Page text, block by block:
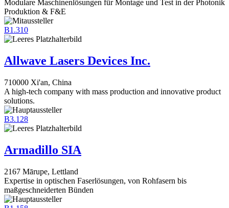
Modulare Maschinenlösungen für Montage und Test in der Photonik
Produktion & F&E
B1.310
Allwave Lasers Devices Inc.
710000 Xi'an, China
A high-tech company with mass production and innovative product
solutions.
B3.128
Armadillo SIA
2167 Mārupe, Lettland
Expertise in optischen Faserlösungen, von Rohfasern bis
maßgeschneiderten Bünden